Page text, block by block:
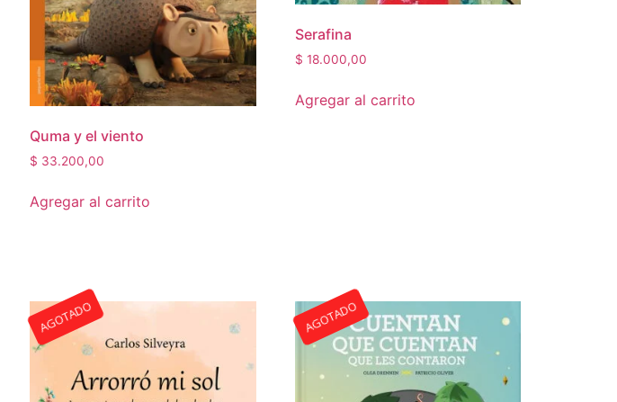
Quma y el viento
$ 33.200,00
Agregar al carrito
Serafina
$ 18.000,00
Agregar al carrito
AGOTADO AGOTADO